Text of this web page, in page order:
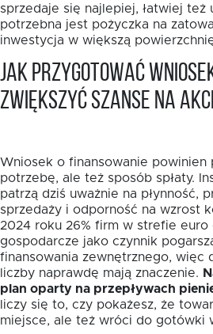
sprzedaje się najlepiej, łatwiej też
potrzebna jest pożyczka na
inwestycja w większą
Jak przygotować
zwiększyć szanse na
Wniosek o finansowanie powinien
potrzebę, ale też sposób spłaty.
patrzą dziś uważnie na płynność,
sprzedaży i odporność na wzrost
2024 roku 26% firm w strefie euro
gospodarcze jako czynnik
finansowania zewnętrznego, więc
liczby naprawdę mają znaczenie.
plan oparty na przepływach
liczy się to, czy pokażesz, że
miejsce, ale też wróci do gotówki